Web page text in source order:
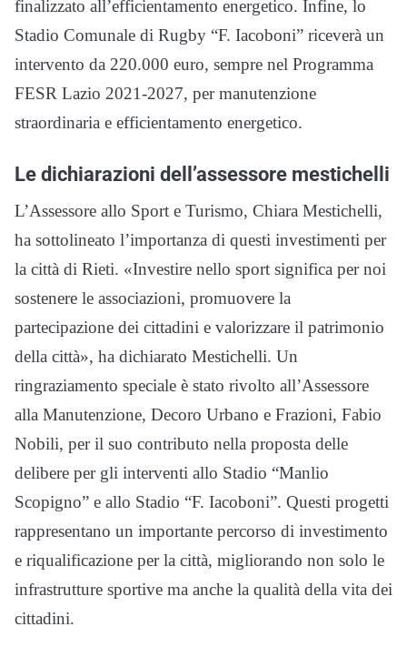
finalizzato all’efficientamento energetico. Infine, lo
Stadio Comunale di Rugby “F. Iacoboni” riceverà un
intervento da 220.000 euro, sempre nel Programma
FESR Lazio 2021-2027, per manutenzione
straordinaria e efficientamento energetico.
Le dichiarazioni dell’assessore mestichelli
L’Assessore allo Sport e Turismo, Chiara Mestichelli,
ha sottolineato l’importanza di questi investimenti per
la città di Rieti. «Investire nello sport significa per noi
sostenere le associazioni, promuovere la
partecipazione dei cittadini e valorizzare il patrimonio
della città», ha dichiarato Mestichelli. Un
ringraziamento speciale è stato rivolto all’Assessore
alla Manutenzione, Decoro Urbano e Frazioni, Fabio
Nobili, per il suo contributo nella proposta delle
delibere per gli interventi allo Stadio “Manlio
Scopigno” e allo Stadio “F. Iacoboni”. Questi progetti
rappresentano un importante percorso di investimento
e riqualificazione per la città, migliorando non solo le
infrastrutture sportive ma anche la qualità della vita dei
cittadini.